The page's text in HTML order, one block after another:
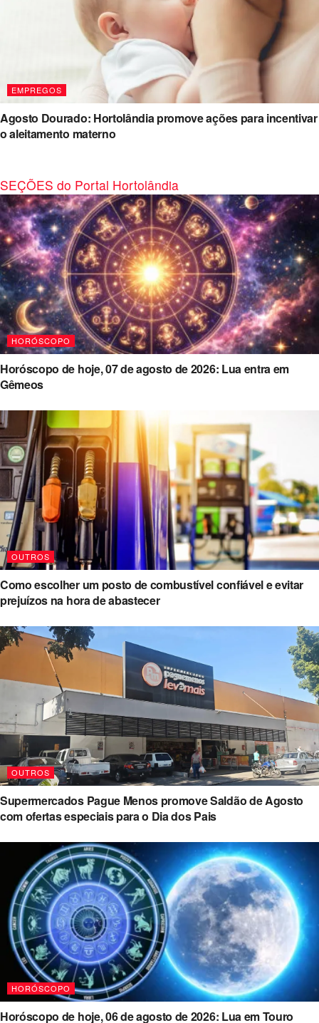
EMPREGOS
Agosto Dourado: Hortolândia promove ações para incentivar
o aleitamento materno
SEÇÕES do Portal Hortolândia
HORÓSCOPO
Horóscopo de hoje, 07 de agosto de 2026: Lua entra em
Gêmeos
OUTROS
Como escolher um posto de combustível confiável e evitar
prejuízos na hora de abastecer
OUTROS
Supermercados Pague Menos promove Saldão de Agosto
com ofertas especiais para o Dia dos Pais
HORÓSCOPO
Horóscopo de hoje, 06 de agosto de 2026: Lua em Touro